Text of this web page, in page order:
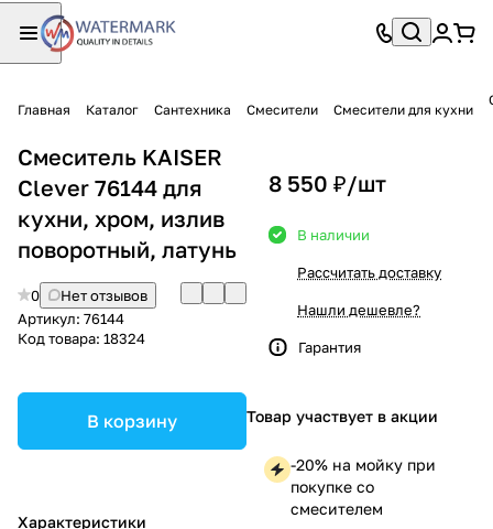
Главная Каталог Сантехника Смесители Смесители для кухни
Смеситель KAISER
Clever 76144 для
кухни, хром, излив
поворотный, латунь
0
Нет отзывов
Артикул: 76144
Код товара: 18324
В корзину
Характеристики
8 550 ₽/шт
В наличии
Рассчитать доставку
Нашли дешевле?
Гарантия
Товар участвует в акции
-20% на мойку при
покупке со
смесителем